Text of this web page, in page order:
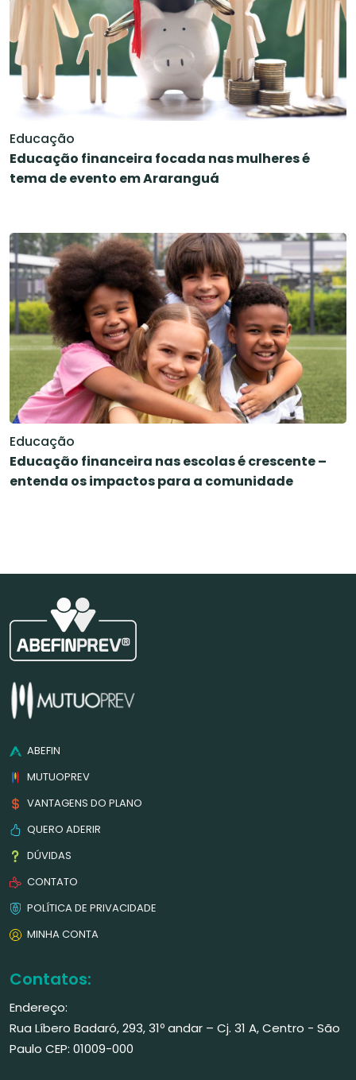
Educação
Educação financeira focada nas mulheres é
tema de evento em Araranguá
Educação
Educação financeira nas escolas é crescente –
entenda os impactos para a comunidade
ABEFIN
MUTUOPREV
VANTAGENS DO PLANO
QUERO ADERIR
DÚVIDAS
CONTATO
POLÍTICA DE PRIVACIDADE
MINHA CONTA
Contatos:
Endereço:
Rua Líbero Badaró, 293, 31º andar – Cj. 31 A, Centro - São
Paulo CEP: 01009-000